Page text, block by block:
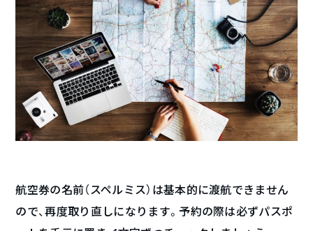
航空券の名前（スペルミス）は基本的に渡航できません
ので、再度取り直しになります。予約の際は必ずパスポ